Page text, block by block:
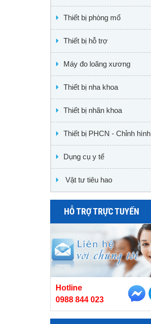
Thiết bị phòng mổ
Thiết bị hỗ trợ
Máy đo loãng xương
Thiết bị nha khoa
Thiết bị nhãn khoa
Thiết bị PHCN - Chỉnh hình
Dụng cụ y tế
Vật tư tiêu hao
HỖ TRỢ TRỰC TUYẾN
Hotline
0988 844 023